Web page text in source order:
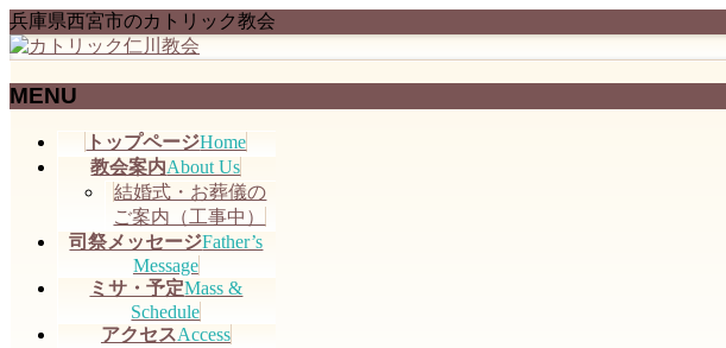
兵庫県西宮市のカトリック教会
MENU
トップページHome
教会案内About Us
結婚式・お葬儀の
ご案内（工事中）
司祭メッセージFather’s
Message
ミサ・予定Mass &
Schedule
アクセスAccess